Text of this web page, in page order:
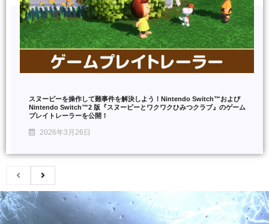
スヌーピーを操作して難事件を解決しよう！Nintendo Switch™および
Nintendo Switch™2 版『スヌーピーとワクワクひみつクラブ』のゲーム
プレイトレーラーを公開！
2026年3月26日